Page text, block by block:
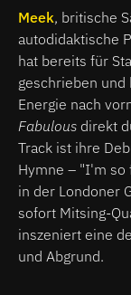
Meek, britische
autodidaktische
hat bereits für
geschrieben und
Energie nach
Fabulous direkt
Track ist ihre
Hymne – "I'm so
in der Londoner
sofort Mitsing-
inszeniert eine
und Abgrund.